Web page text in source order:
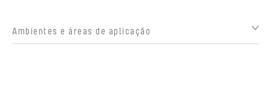
Ambientes e áreas de aplicação